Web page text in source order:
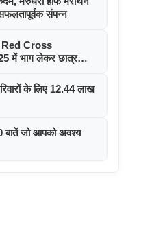
संपन्न
Red Cross
में भाग लेकर छात्र
के लिए 12.44 लाख
बातें जो आपको अवश्य